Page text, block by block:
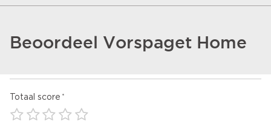
Beoordeel Vorspaget Home
Totaal score